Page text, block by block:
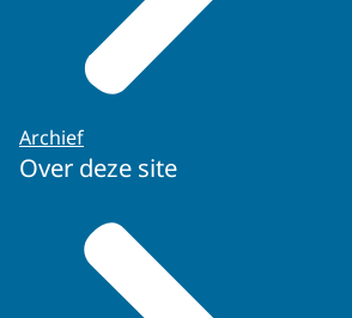
Archief
Over deze site